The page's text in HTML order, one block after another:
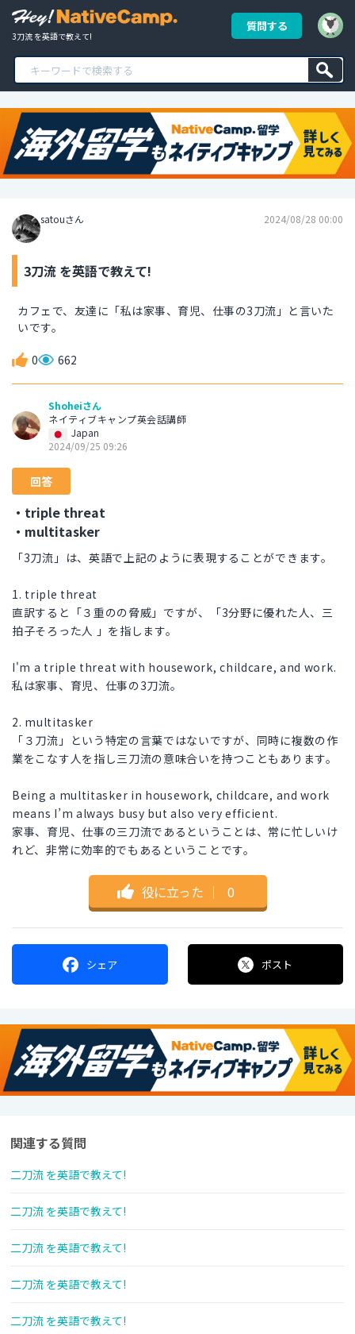
3刀流 を英語で教えて!
質問する
satouさん 2024/08/28 00:00
3刀流 を英語で教えて!
カフェで、友達に「私は家事、育児、仕事の3刀流」と言いた
いです。
0 662
Shoheiさん
ネイティブキャンプ英会話講師
Japan
2024/09/25 09:26
回答
・triple threat
・multitasker
「3刀流」は、英語で上記のように表現することができます。
1. triple threat
直訳すると「３重のの脅威」ですが、「3分野に優れた人、三
拍子そろった人 」を指します。
I'm a triple threat with housework, childcare, and work.
私は家事、育児、仕事の3刀流。
2. multitasker
「３刀流」という特定の言葉ではないですが、同時に複数の作
業をこなす人を指し三刀流の意味合いを持つこともあります。
Being a multitasker in housework, childcare, and work
means I’m always busy but also very efficient.
家事、育児、仕事の三刀流であるということは、常に忙しいけ
れど、非常に効率的でもあるということです。
役に立った ｜ 0
シェア ポスト
関連する質問
二刀流 を英語で教えて!
二刀流 を英語で教えて!
二刀流 を英語で教えて!
二刀流 を英語で教えて!
二刀流 を英語で教えて!